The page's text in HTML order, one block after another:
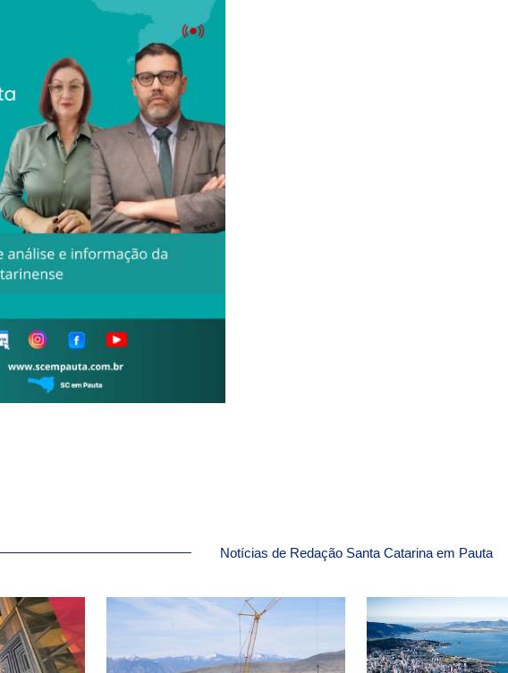
Notícias de Redação Santa Catarina em Pauta